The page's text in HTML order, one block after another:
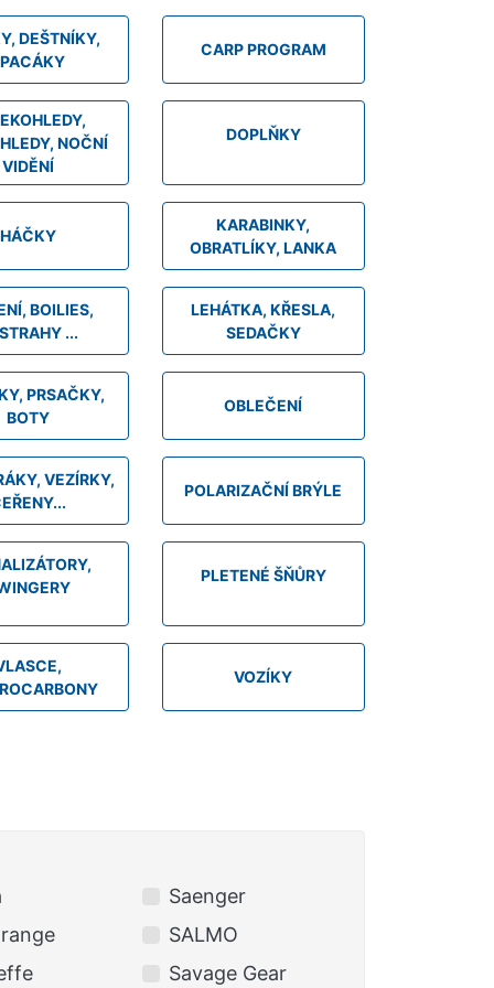
DEŠTNÍKY,
CARP PROGRAM
NOČNÍ
VIDĚNÍ
DOPLŇKY
HÁČKY
KARABINKY,
OBRATLÍKY, LANKA
BOILIES,
...
LEHÁTKA, KŘESLA,
SEDAČKY
PRSAČKY,
BOTY
OBLEČENÍ
VEZÍRKY,
POLARIZAČNÍ BRÝLE
PLETENÉ ŠŇŮRY
VOZÍKY
Saenger
SALMO
Savage Gear